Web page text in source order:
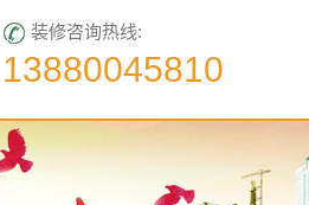
装修咨询热线:
13880045810